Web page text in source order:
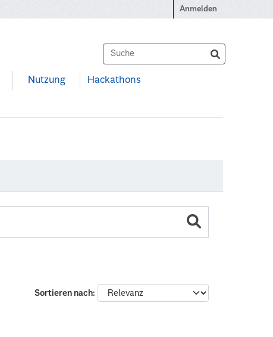
Anmelden
Nutzung Hackathons
Sortieren nach